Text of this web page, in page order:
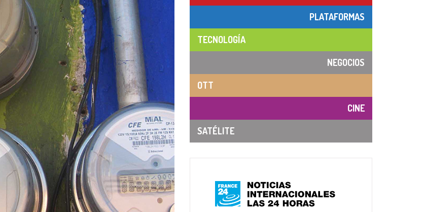
PLATAFORMAS
TECNOLOGÍA
NEGOCIOS
OTT
CINE
SATÉLITE